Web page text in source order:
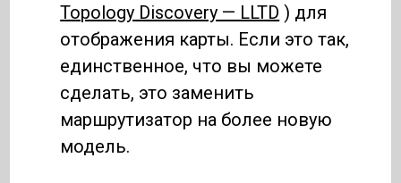
Topology Discovery — LLTD ) для
отображения карты. Если это так,
единственное, что вы можете
сделать, это заменить
маршрутизатор на более новую
модель.